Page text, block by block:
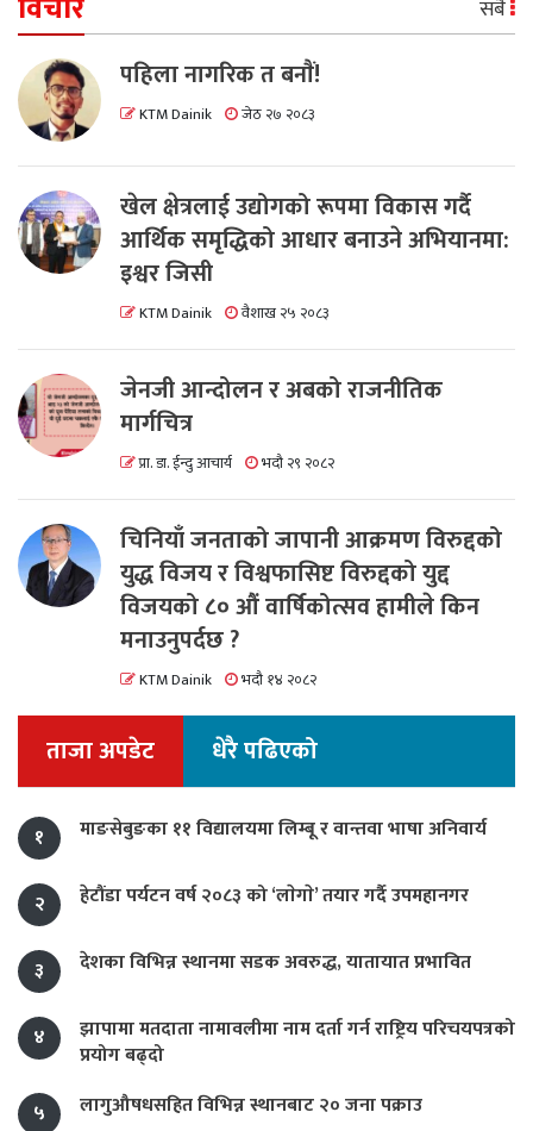
सबै
पहिला नागरिक त बनाैं!
KTM Dainik जेठ २७ २०८३
खेल क्षेत्रलाई उद्योगको रूपमा विकास गर्दै
आर्थिक समृद्धिको आधार बनाउने अभियानमा:
इश्वर जिसी
KTM Dainik वैशाख २५ २०८३
जेनजी आन्दोलन र अबको राजनीतिक
मार्गचित्र
प्रा. डा. ईन्दु आचार्य भदौ २९ २०८२
चिनियाँ जनताको जापानी आक्रमण विरुद्दको
युद्ध विजय र विश्वफासिष्ट विरुद्दको युद्द
विजयको ८० औं वार्षिकोत्सव हामीले किन
मनाउनुपर्दछ ?
KTM Dainik भदौ १४ २०८२
ताजा अपडेट धेरै पढिएको
१ माङसेबुङका ११ विद्यालयमा लिम्बू र वान्तवा भाषा अनिवार्य
२ हेटौंडा पर्यटन वर्ष २०८३ को ‘लाेगाे’ तयार गर्दै उपमहानगर
३ देशका विभिन्न स्थानमा सडक अवरुद्ध, यातायात प्रभावित
४
झापामा मतदाता नामावलीमा नाम दर्ता गर्न राष्ट्रिय परिचयपत्रको
प्रयोग बढ्दो
५
लागुऔषधसहित विभिन्न स्थानबाट २० जना पक्राउ